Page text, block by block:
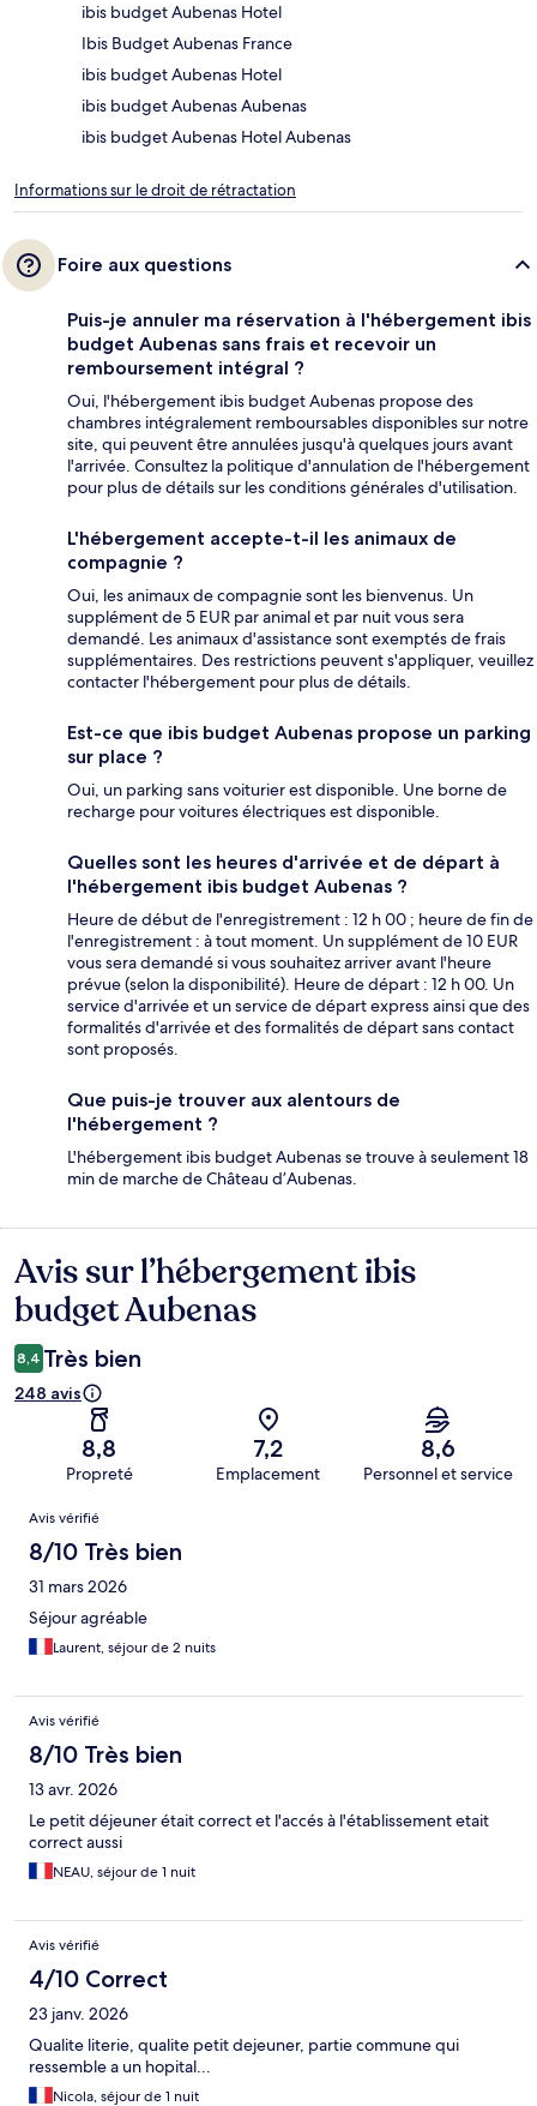
ibis budget Aubenas Hotel
Ibis Budget Aubenas France
ibis budget Aubenas Hotel
ibis budget Aubenas Aubenas
ibis budget Aubenas Hotel Aubenas
Informations sur le droit de rétractation
Foire aux questions
Puis-je annuler ma réservation à l'hébergement ibis
budget Aubenas sans frais et recevoir un
remboursement intégral ?
Oui, l'hébergement ibis budget Aubenas propose des
chambres intégralement remboursables disponibles sur notre
site, qui peuvent être annulées jusqu'à quelques jours avant
l'arrivée. Consultez la politique d'annulation de l'hébergement
pour plus de détails sur les conditions générales d'utilisation.
L'hébergement accepte-t-il les animaux de
compagnie ?
Oui, les animaux de compagnie sont les bienvenus. Un
supplément de 5 EUR par animal et par nuit vous sera
demandé. Les animaux d'assistance sont exemptés de frais
supplémentaires. Des restrictions peuvent s'appliquer, veuillez
contacter l'hébergement pour plus de détails.
Est-ce que ibis budget Aubenas propose un parking
sur place ?
Oui, un parking sans voiturier est disponible. Une borne de
recharge pour voitures électriques est disponible.
Quelles sont les heures d'arrivée et de départ à
l'hébergement ibis budget Aubenas ?
Heure de début de l'enregistrement : 12 h 00 ; heure de fin de
l'enregistrement : à tout moment. Un supplément de 10 EUR
vous sera demandé si vous souhaitez arriver avant l'heure
prévue (selon la disponibilité). Heure de départ : 12 h 00. Un
service d'arrivée et un service de départ express ainsi que des
formalités d'arrivée et des formalités de départ sans contact
sont proposés.
Que puis-je trouver aux alentours de
l'hébergement ?
L'hébergement ibis budget Aubenas se trouve à seulement 18
min de marche de Château d’Aubenas.
Avis
Avis sur l’hébergement ibis
budget Aubenas
8,4 Très bien
248 avis
8,8
Propreté
7,2
Emplacement
8,6
Personnel et service
Avis
Avis vérifié
8/10 Très bien
31 mars 2026
Séjour agréable
Laurent, séjour de 2 nuits
Avis vérifié
8/10 Très bien
13 avr. 2026
Le petit déjeuner était correct et l'accés à l'établissement etait
correct aussi
NEAU, séjour de 1 nuit
Avis vérifié
4/10 Correct
23 janv. 2026
Qualite literie, qualite petit dejeuner, partie commune qui
ressemble a un hopital...
Nicola, séjour de 1 nuit